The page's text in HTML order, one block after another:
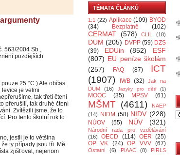
563/2004 Sb.,
pozdějších
25 °C.) Ale občas
levice je velmi
tak třetí čtení
přerušili, tak druhé čtení
Zvítězili jsme, že to
Pro tento školní rok to
jestli je to většina
ty případy jsou tři. Mě
zjišťovat, nejenom
TÉMATA ČLÁNKŮ
1:1 (22) Aplikace (109) BYOD
(34)
Bezplatně (102)
CERMAT (578) CLIL (18)
DUM (205) DVPP (59) DZS
(39)
EDUin (852)
ESF
(807) EU peníze školám
(257)
FAQ (87)
ICT
(1907)
IWB (32) Jak na
DUM
(16) Jazyky pro děti (1)
MOOC (35) MPSV (61)
MŠMT (4611)
NAEP
(14)
NIDM (58) NIDV (228)
NÚOV (55) NÚV (321)
Národní rada pro vzdělávání
(16)
OECD (114) OER (25)
OP VK
(24) OP VVV (67)
Ostatní (6) PIAAC (8)
PIRLS